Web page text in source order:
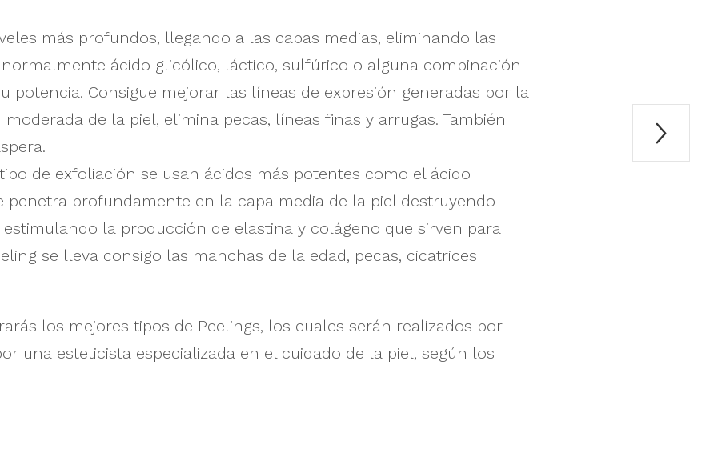
más profundos, llegando a las capas medias, eliminando las
ácido glicólico, láctico, sulfúrico o alguna combinación
potencia. Consigue mejorar las líneas de expresión generadas por la
de la piel, elimina pecas, líneas finas y arrugas. También
de exfoliación se usan ácidos más potentes como el ácido
penetra profundamente en la capa media de la piel destruyendo
la producción de elastina y colágeno que sirven para
se lleva consigo las manchas de la edad, pecas, cicatrices
los mejores tipos de Peelings, los cuales serán realizados por
una esteticista especializada en el cuidado de la piel, según los
